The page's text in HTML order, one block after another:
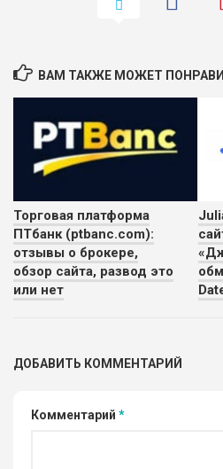
ВАМ ТАКЖЕ МОЖЕТ
Торговая платформа
ПТбанк (ptbanc.com):
отзывы о брокере,
обзор сайта, развод это
или нет
ДОБАВИТЬ КОММЕНТАРИЙ
Комментарий *